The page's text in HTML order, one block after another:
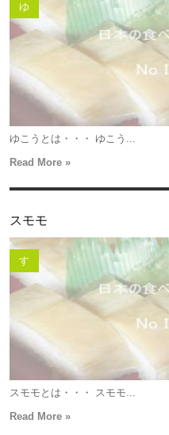
ゆ
ゆこうとは・・・ ゆこう...
Read More »
スモモ
す
スモモとは・・・ スモモ...
Read More »